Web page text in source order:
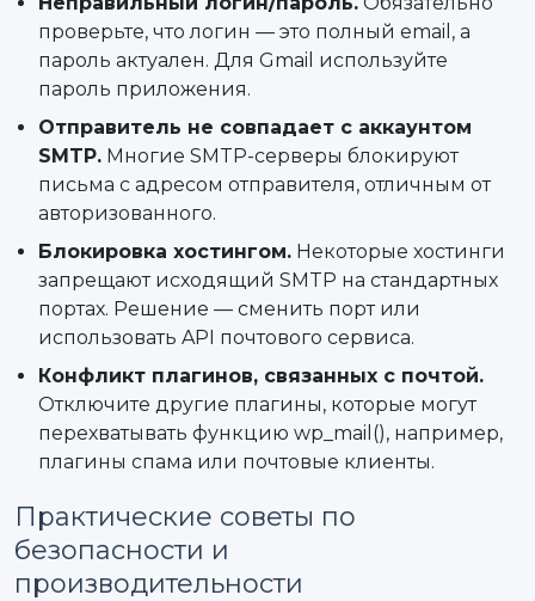
проверьте, что логин — это полный email, а
пароль актуален. Для Gmail используйте
пароль приложения.
Отправитель не совпадает с аккаунтом
SMTP. Многие SMTP-серверы блокируют
письма с адресом отправителя, отличным от
авторизованного.
Блокировка хостингом. Некоторые хостинги
запрещают исходящий SMTP на стандартных
портах. Решение — сменить порт или
использовать API почтового сервиса.
Конфликт плагинов, связанных с почтой.
Отключите другие плагины, которые могут
перехватывать функцию wp_mail(), например,
плагины спама или почтовые клиенты.
Практические советы по
безопасности и
производительности